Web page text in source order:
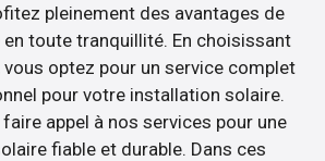
pleinement des avantages de
en toute tranquillité. En choisissant
optez pour un service complet
pour votre installation solaire.
faire appel à nos services pour une
fiable et durable. Dans ces